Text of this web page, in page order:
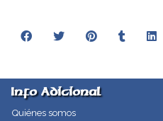
Info Adicional
Quiénes somos